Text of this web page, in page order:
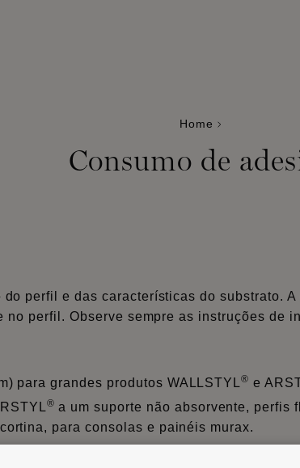
Home
Consumo de
perfil e das características do substrato.
no perfil. Observe sempre as instruções de
para grandes produtos WALLSTYL® e
® a um suporte não absorvente, perfis
para consolas e painéis murax.
as juntas. Junção, apenas no tecto ou na